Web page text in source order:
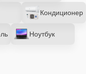
Кондиционер
Ноутбук